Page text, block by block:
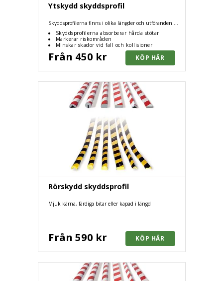
Ytskydd skyddsprofil
Skyddsprofilerna finns i olika längder och utföranden.
inomhusbruk som utomhusbruk.
Skyddsprofilerna absorberar hårda stötar
Markerar riskområden
Minskar skador vid fall och kollisioner
Från 450 kr
Rörskydd skyddsprofil
Mjuk kärna, färdiga bitar eller kapad i längd
Från 590 kr